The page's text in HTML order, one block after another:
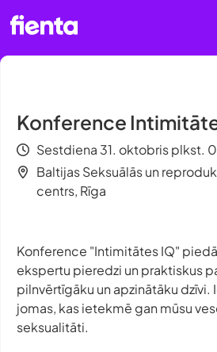
Konference
Sestdiena 31. oktobris plkst.
Baltijas Seksuālās un
centrs, Rīga
Konference "Intimitātes IQ"
ekspertu pieredzi un praktiskus
pilnvērtīgāku un apzinātāku dzīvi.
jomas, kas ietekmē gan mūsu
seksualitāti.